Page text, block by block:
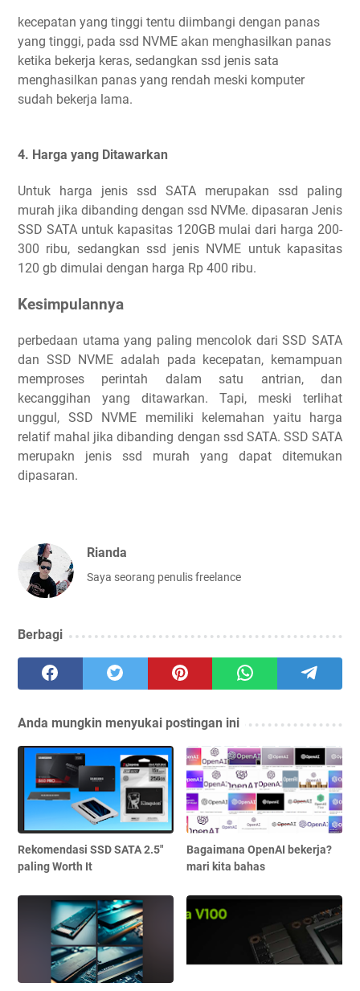
kecepatan yang tinggi tentu diimbangi dengan panas
yang tinggi, pada ssd NVME akan menghasilkan panas
ketika bekerja keras, sedangkan ssd jenis sata
menghasilkan panas yang rendah meski komputer
sudah bekerja lama.
4. Harga yang Ditawarkan
Untuk harga jenis ssd SATA merupakan ssd paling
murah jika dibanding dengan ssd NVMe. dipasaran Jenis
SSD SATA untuk kapasitas 120GB mulai dari harga 200-
300 ribu, sedangkan ssd jenis NVME untuk kapasitas
120 gb dimulai dengan harga Rp 400 ribu.
Kesimpulannya
perbedaan utama yang paling mencolok dari SSD SATA
dan SSD NVME adalah pada kecepatan, kemampuan
memproses perintah dalam satu antrian, dan
kecanggihan yang ditawarkan. Tapi, meski terlihat
unggul, SSD NVME memiliki kelemahan yaitu harga
relatif mahal jika dibanding dengan ssd SATA. SSD SATA
merupakn jenis ssd murah yang dapat ditemukan
dipasaran.
Rianda
Saya seorang penulis freelance
Berbagi
Anda mungkin menyukai postingan ini
Rekomendasi SSD SATA 2.5"
paling Worth It
Bagaimana OpenAI bekerja?
mari kita bahas